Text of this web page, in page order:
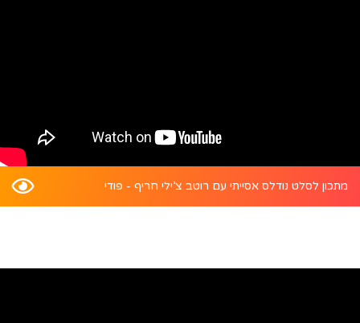
מתכון לסלט נודלס אסייתי עם רוטב צ’ילי חריף - פודי